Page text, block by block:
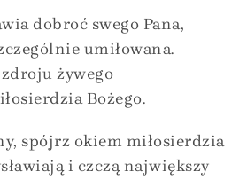
dobroć swego Pana,
umiłowana.
żywego
Bożego.
spójrz okiem miłosierdzia
i czczą największy